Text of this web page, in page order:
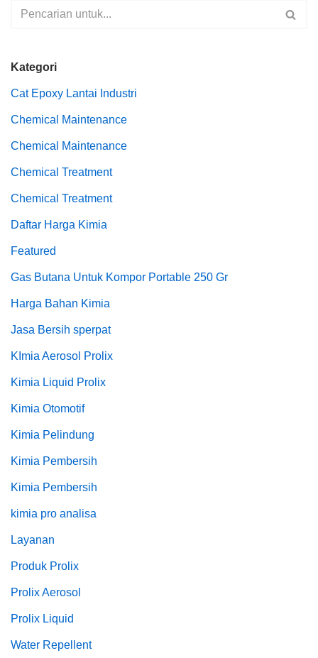
Kategori
Cat Epoxy Lantai Industri
Chemical Maintenance
Chemical Maintenance
Chemical Treatment
Chemical Treatment
Daftar Harga Kimia
Featured
Gas Butana Untuk Kompor Portable 250 Gr
Harga Bahan Kimia
Jasa Bersih sperpat
KImia Aerosol Prolix
Kimia Liquid Prolix
Kimia Otomotif
Kimia Pelindung
Kimia Pembersih
Kimia Pembersih
kimia pro analisa
Layanan
Produk Prolix
Prolix Aerosol
Prolix Liquid
Water Repellent